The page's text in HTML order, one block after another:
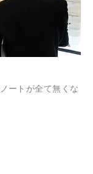
ノートが全て無くな